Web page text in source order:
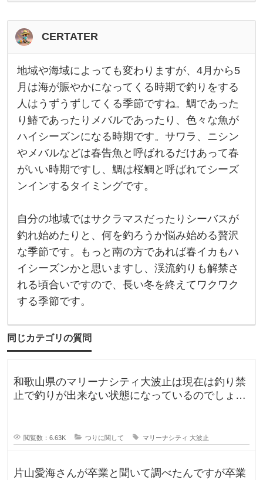
CERTATER
地
域
や
海
域
に
よ
っ
て
も
変
り
が
、
4
月
か
ら
月
は
海
か
に
て
く
る
地域や海域によっても変わりますが、4月から5
月は海が賑やかになってくる時期で釣りをする
人はうずうずしてくる季節ですね。鯛であった
り鰆であったりメバルであったり、色々な魚が
ハイシーズンになる時期です。サワラ、ニシン
やメバルなどは春告魚と呼ばれるだけあって春
がいい時期ですし、鯛は桜鯛と呼ばれてシーズ
ンインするタイミングです。
自分の地域ではサクラマスだったりシーバスが
釣れ始めたりと、何を釣ろうか悩み始める贅沢
な季節です。もっと南の方であれば春イカもハ
イシーズンかと思いますし、渓流釣りも解禁さ
れる頃合いですので、長い冬を終えてワクワク
する季節です。
同じカテゴリの質問
和歌山県のマリーナシティ大波止は現在は釣り禁
止で釣りが出来ない状態になっているのでしょう
閲覧数：6.63K つりに関して マリーナシティ 大波止
片山愛海さんが卒業と聞いて調べたんですが卒業